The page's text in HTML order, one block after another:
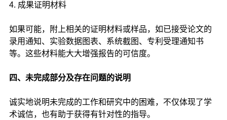
4. 成果证明材料
如果可能，附上相关的证明材料或样品，如已接受论文的
录用通知、实验数据图表、系统截图、专利受理通知书
等。这些材料能大大增强报告的可信度。
四、未完成部分及存在问题的说明
诚实地说明未完成的工作和研究中的困难，不仅体现了学
术诚信，也有助于获得有针对性的指导。